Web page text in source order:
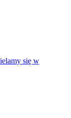
się w